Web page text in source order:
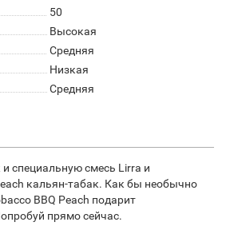
50
Высокая
Средняя
Низкая
Средняя
специальную смесь Lirra и
кальян-табак. Как бы необычно
BBQ Peach подарит
прямо сейчас.